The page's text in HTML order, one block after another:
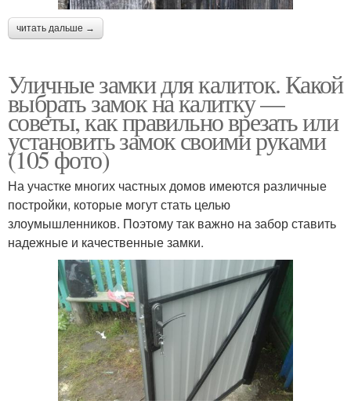
читать дальше →
Уличные замки для калиток. Какой
выбрать замок на калитку —
советы, как правильно врезать или
установить замок своими руками
(105 фото)
На участке многих частных домов имеются различные
постройки, которые могут стать целью
злоумышленников. Поэтому так важно на забор ставить
надежные и качественные замки.